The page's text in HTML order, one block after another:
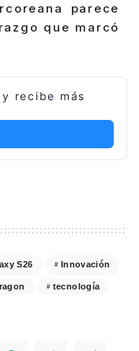
parece
que marcó
y recibe más
S26 Innovación
tecnología